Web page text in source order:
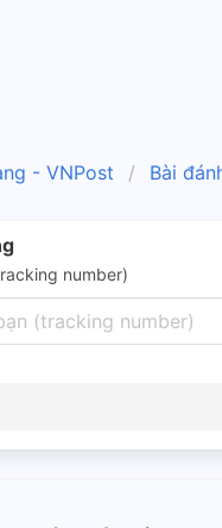
- VNPost Bài
number)